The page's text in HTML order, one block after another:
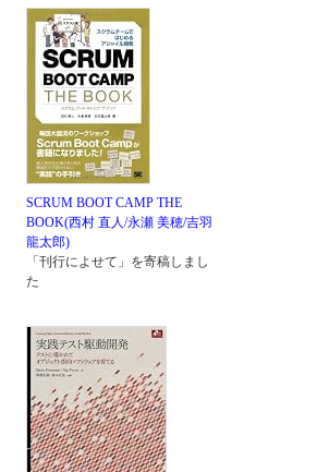
SCRUM BOOT CAMP THE
BOOK(西村 直人/永瀬 美穂/吉羽
龍太郎)
「刊行によせて」を寄稿しまし
た